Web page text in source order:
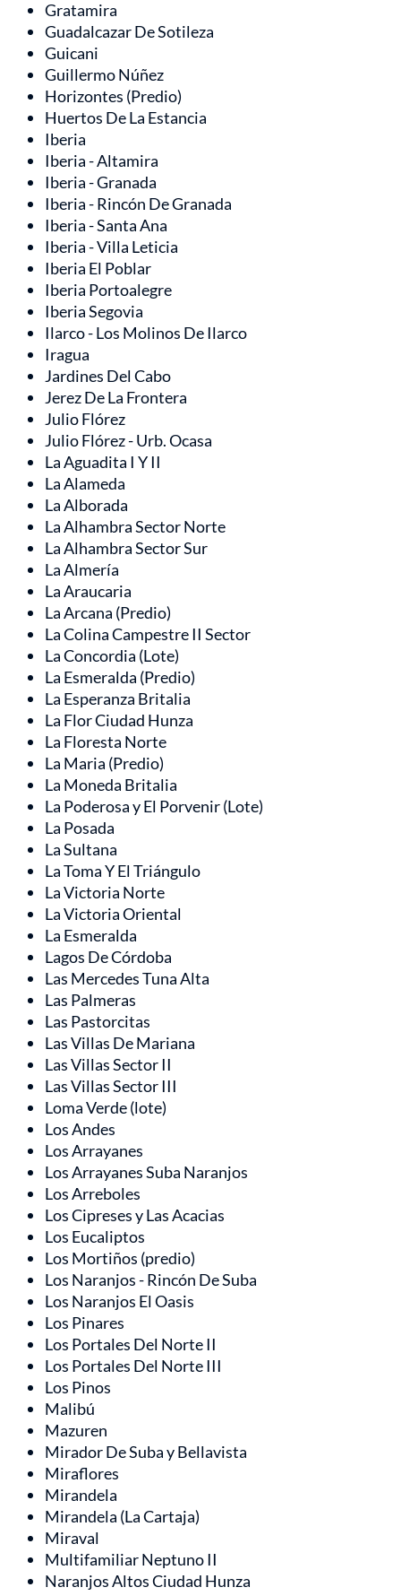
Gratamira
Guadalcazar De Sotileza
Guicani
Guillermo Núñez
Horizontes (Predio)
Huertos De La Estancia
Iberia
Iberia - Altamira
Iberia - Granada
Iberia - Rincón De Granada
Iberia - Santa Ana
Iberia - Villa Leticia
Iberia El Poblar
Iberia Portoalegre
Iberia Segovia
Ilarco - Los Molinos De Ilarco
Iragua
Jardines Del Cabo
Jerez De La Frontera
Julio Flórez
Julio Flórez - Urb. Ocasa
La Aguadita I Y II
La Alameda
La Alborada
La Alhambra Sector Norte
La Alhambra Sector Sur
La Almería
La Araucaria
La Arcana (Predio)
La Colina Campestre II Sector
La Concordia (Lote)
La Esmeralda (Predio)
La Esperanza Britalia
La Flor Ciudad Hunza
La Floresta Norte
La Maria (Predio)
La Moneda Britalia
La Poderosa y El Porvenir (Lote)
La Posada
La Sultana
La Toma Y El Triángulo
La Victoria Norte
La Victoria Oriental
La Esmeralda
Lagos De Córdoba
Las Mercedes Tuna Alta
Las Palmeras
Las Pastorcitas
Las Villas De Mariana
Las Villas Sector II
Las Villas Sector III
Loma Verde (lote)
Los Andes
Los Arrayanes
Los Arrayanes Suba Naranjos
Los Arreboles
Los Cipreses y Las Acacias
Los Eucaliptos
Los Mortiños (predio)
Los Naranjos - Rincón De Suba
Los Naranjos El Oasis
Los Pinares
Los Portales Del Norte II
Los Portales Del Norte III
Los Pinos
Malibú
Mazuren
Mirador De Suba y Bellavista
Miraflores
Mirandela
Mirandela (La Cartaja)
Miraval
Multifamiliar Neptuno II
Naranjos Altos Ciudad Hunza